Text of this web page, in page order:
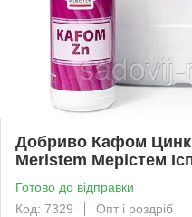
Добриво Кафом Цинк
Meristem Мерістем
Готово до відправки
Код: 7329
Опт і роздріб